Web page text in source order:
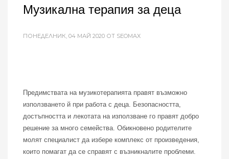
Музикална терапия за деца
ПОНЕДЕЛНИК, 04 МАЙ 2020 ОТ SEOMAX
Предимствата на музикотерапията правят възможно
използването й при работа с деца. Безопасността,
достъпността и лекотата на използване го правят добро
решение за много семейства. Обикновено родителите
молят специалист да избере комплекс от произведения,
които помагат да се справят с възникналите проблеми.